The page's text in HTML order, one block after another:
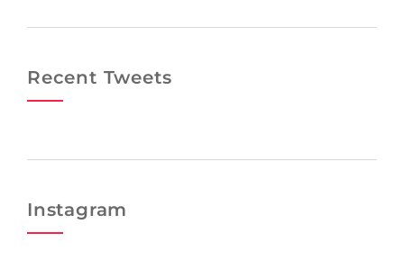
Recent Tweets
Instagram